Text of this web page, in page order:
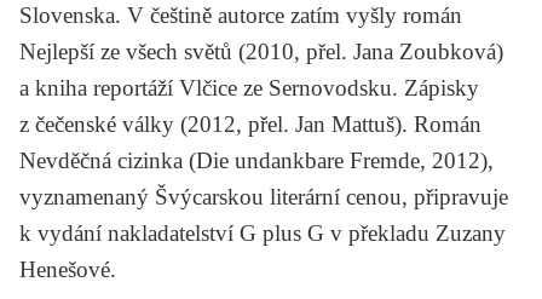
Slovenska. V češtině autorce zatím vyšly román
Nejlepší ze všech světů (2010, přel. Jana Zoubková)
a kniha reportáží Vlčice ze Sernovodsku. Zápisky
z čečenské války (2012, přel. Jan Mattuš). Román
Nevděčná cizinka (Die undankbare Fremde, 2012),
vyznamenaný Švýcarskou literární cenou, připravuje
k vydání nakladatelství G plus G v překladu Zuzany
Henešové.